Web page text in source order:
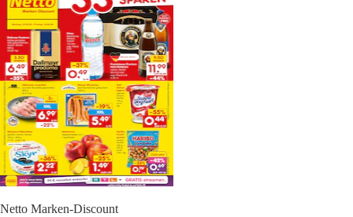
Netto Marken-Discount